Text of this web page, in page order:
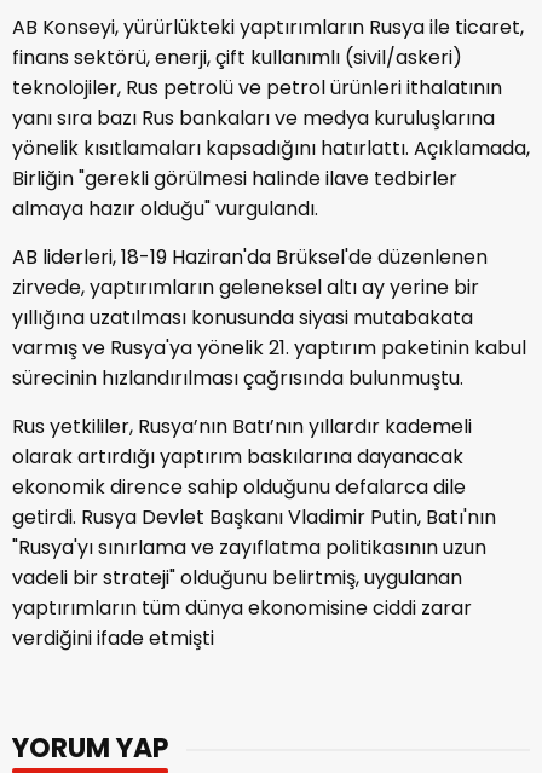
AB Konseyi, yürürlükteki yaptırımların Rusya ile ticaret,
finans sektörü, enerji, çift kullanımlı (sivil/askeri)
teknolojiler, Rus petrolü ve petrol ürünleri ithalatının
yanı sıra bazı Rus bankaları ve medya kuruluşlarına
yönelik kısıtlamaları kapsadığını hatırlattı. Açıklamada,
Birliğin "gerekli görülmesi halinde ilave tedbirler
almaya hazır olduğu" vurgulandı.
AB liderleri, 18-19 Haziran'da Brüksel'de düzenlenen
zirvede, yaptırımların geleneksel altı ay yerine bir
yıllığına uzatılması konusunda siyasi mutabakata
varmış ve Rusya'ya yönelik 21. yaptırım paketinin kabul
sürecinin hızlandırılması çağrısında bulunmuştu.
Rus yetkililer, Rusya’nın Batı’nın yıllardır kademeli
olarak artırdığı yaptırım baskılarına dayanacak
ekonomik dirence sahip olduğunu defalarca dile
getirdi. Rusya Devlet Başkanı Vladimir Putin, Batı'nın
"Rusya'yı sınırlama ve zayıflatma politikasının uzun
vadeli bir strateji" olduğunu belirtmiş, uygulanan
yaptırımların tüm dünya ekonomisine ciddi zarar
verdiğini ifade etmişti
YORUM YAP